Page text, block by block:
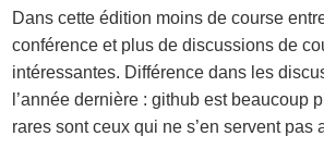
Dans cette édition moins de course
conférence et plus de discussions de
intéressantes. Différence dans les
l’année dernière : github est beaucoup
rares sont ceux qui ne s’en servent pas